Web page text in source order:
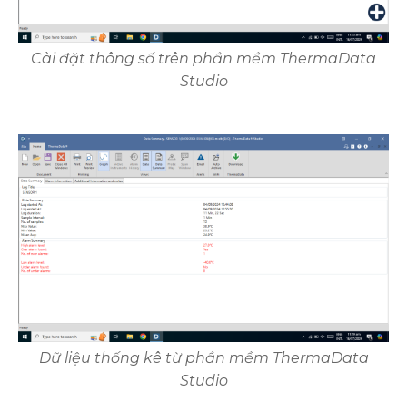
Cài đặt thông số trên phần mềm ThermaData
Studio
Dữ liệu thống kê từ phần mềm ThermaData
Studio